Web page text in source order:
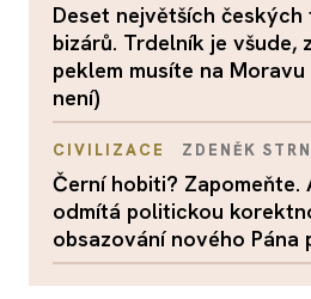
Deset největších
bizárů. Trdelník je všude,
peklem musíte na
není)
CIVILIZACE ZDENĚK
Černí hobiti? Zapomeňte.
odmítá politickou
obsazování nového Pána